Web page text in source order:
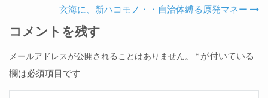
玄海に、新ハコモノ・・自治体縛る原発マネー
コメントを残す
メールアドレスが公開されることはありません。 * が付いている
欄は必須項目です